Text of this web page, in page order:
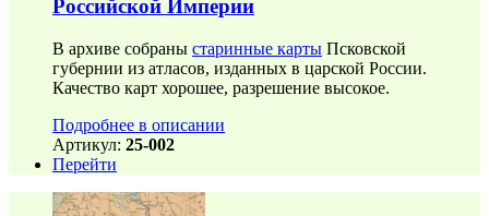
Российской Империи
В архиве собраны старинные карты Псковской
губернии из атласов, изданных в царской России.
Качество карт хорошее, разрешение высокое.
Подробнее в описании
Артикул: 25-002
Перейти